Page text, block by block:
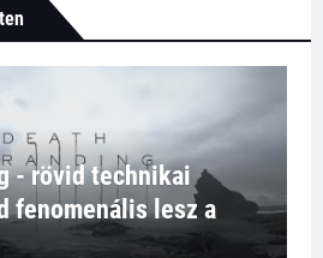
- rövid technikai
fenomenális lesz a